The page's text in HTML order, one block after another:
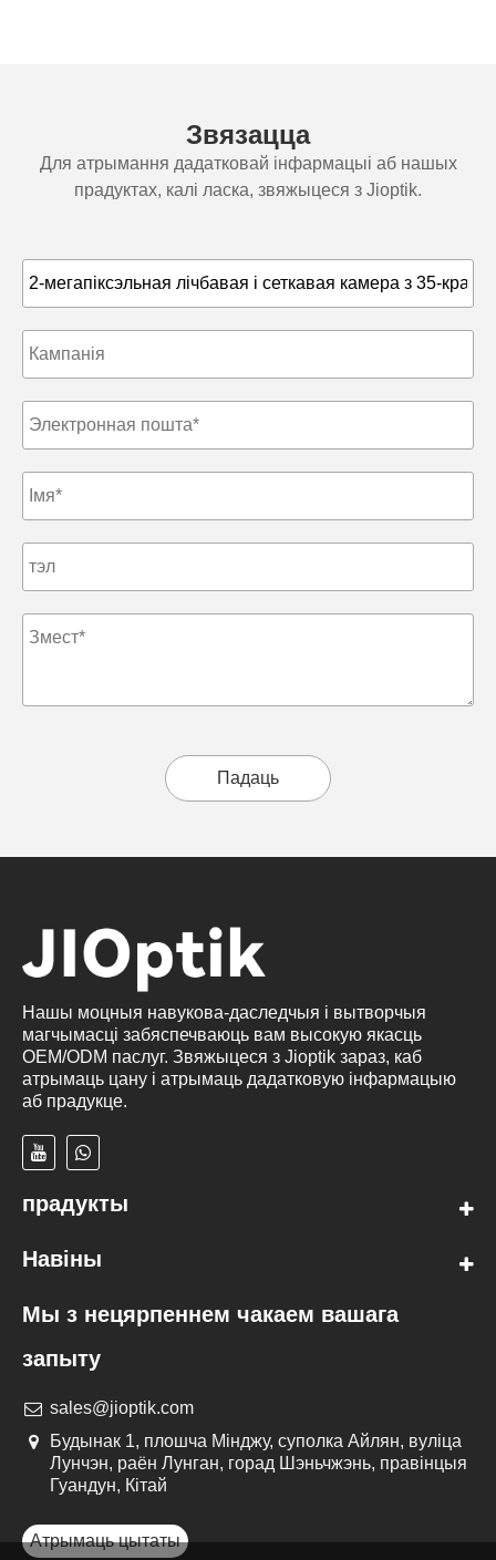
Звязацца
Для атрымання дадатковай інфармацыі аб нашых
прадуктах, калі ласка, звяжыцеся з Jioptik.
Падаць
Нашы моцныя навукова-даследчыя і вытворчыя
магчымасці забяспечваюць вам высокую якасць
OEM/ODM паслуг. Звяжыцеся з Jioptik зараз, каб
атрымаць цану і атрымаць дадатковую інфармацыю
аб прадукце.
прадукты
Навіны
Мы з нецярпеннем чакаем вашага
запыту
sales@jioptik.com
Будынак 1, плошча Мінджу, суполка Айлян, вуліца
Лунчэн, раён Лунган, горад Шэньчжэнь, правінцыя
Гуандун, Кітай
Атрымаць цытаты